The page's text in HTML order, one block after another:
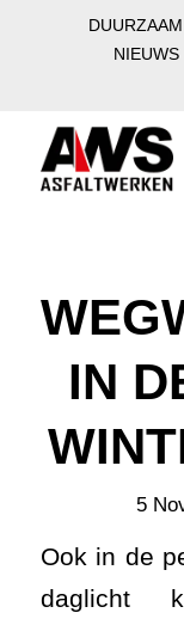
NIEUWS
IN
5
Ook in de
daglicht